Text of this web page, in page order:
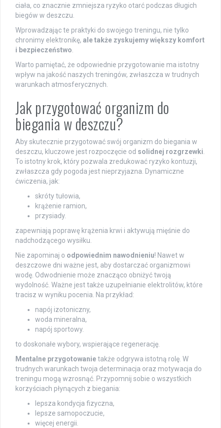
ciała, co znacznie zmniejsza ryzyko otarć podczas długich
biegów w deszczu.
Wprowadzając te praktyki do swojego treningu, nie tylko
chronimy elektronikę, ale także zyskujemy większy komfort
i bezpieczeństwo
Warto pamiętać, że odpowiednie przygotowanie ma istotny
wpływ na jakość naszych treningów, zwłaszcza w trudnych
warunkach atmosferycznych.
Jak przygotować organizm do
biegania w deszczu?
Aby skutecznie przygotować swój organizm do biegania w
deszczu, kluczowe jest rozpoczęcie od solidnej rozgrzewki
To istotny krok, który pozwala zredukować ryzyko kontuzji,
zwłaszcza gdy pogoda jest nieprzyjazna. Dynamiczne
ćwiczenia, jak:
skróty tułowia,
krążenie ramion,
przysiady.
zapewniają poprawę krążenia krwi i aktywują mięśnie do
nadchodzącego wysiłku.
Nie zapominaj o odpowiednim nawodnieniu! Nawet w
deszczowe dni ważne jest, aby dostarczać organizmowi
wodę. Odwodnienie może znacząco obniżyć twoją
wydolność. Ważne jest także uzupełnianie elektrolitów, które
tracisz w wyniku pocenia. Na przykład:
napój izotoniczny,
woda mineralna,
napój sportowy.
to doskonałe wybory, wspierające regenerację.
Mentalne przygotowanietakże odgrywa istotną rolę. W
trudnych warunkach twoja determinacja oraz motywacja do
treningu mogą wzrosnąć. Przypomnij sobie o wszystkich
korzyściach płynących z biegania:
lepsza kondycja fizyczna,
lepsze samopoczucie,
więcej energii.